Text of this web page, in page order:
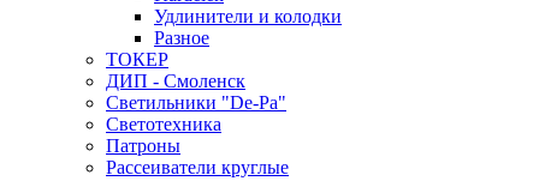
Удлинители и колодки
Разное
ТОКЕР
ДИП - Смоленск
Светильники "De-Pa"
Светотехника
Патроны
Рассеиватели круглые